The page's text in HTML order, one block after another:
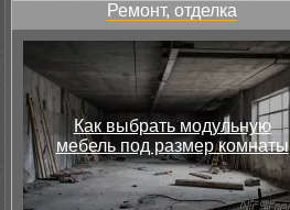
Ремонт, отделка
Как выбрать модульную
мебель под размер комнаты